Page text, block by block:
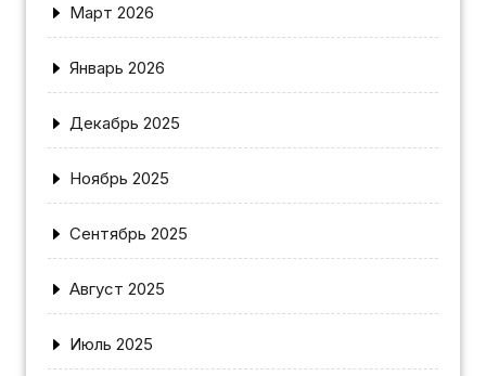
Март 2026
Январь 2026
Декабрь 2025
Ноябрь 2025
Сентябрь 2025
Август 2025
Июль 2025